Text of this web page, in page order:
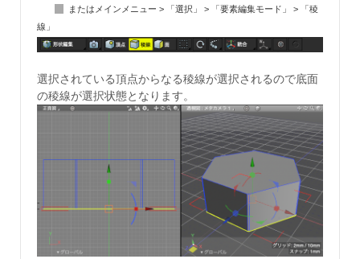
またはメインメニュー > 「選択」 > 「要素編集モード」 > 「稜
線」
選択されている頂点からなる稜線が選択されるので底面
の稜線が選択状態となります。